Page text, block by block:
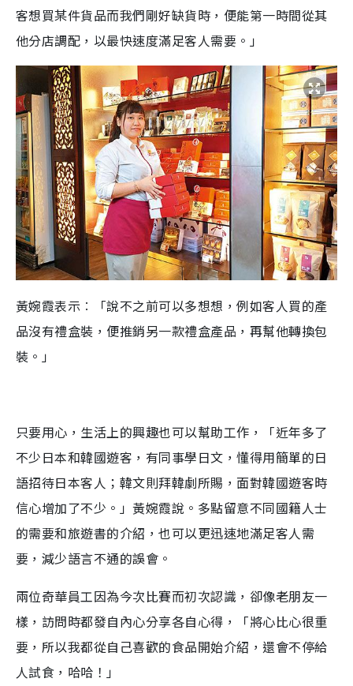
客想買某件貨品而我們剛好缺貨時，便能第一時間從其
他分店調配，以最快速度滿足客人需要。」
黃婉霞表示︰「說不之前可以多想想，例如客人買的產
品沒有禮盒裝，便推銷另一款禮盒產品，再幫他轉換包
裝。」
只要用心，生活上的興趣也可以幫助工作，「近年多了
不少日本和韓國遊客，有同事學日文，懂得用簡單的日
語招待日本客人；韓文則拜韓劇所賜，面對韓國遊客時
信心增加了不少。」黃婉霞說。多點留意不同國籍人士
的需要和旅遊書的介紹，也可以更迅速地滿足客人需
要，減少語言不通的誤會。
兩位奇華員工因為今次比賽而初次認識，卻像老朋友一
樣，訪問時都發自內心分享各自心得，「將心比心很重
要，所以我都從自己喜歡的食品開始介紹，還會不停給
人試食，哈哈！」